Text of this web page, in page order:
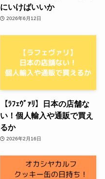
にいけばいいか
2026年6月12日
【ﾗﾌｪｳﾞｧﾘ】日本の店舗な
い！個人輸入や通販で買え
るか
2026年2月16日